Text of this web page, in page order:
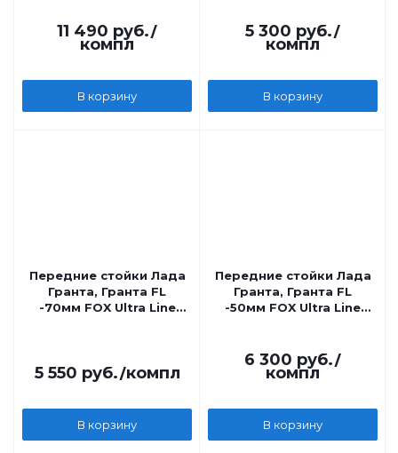
11 490 руб./
компл
В корзину
5 300 руб./
компл
В корзину
Передние стойки Лада
Гранта, Гранта FL
-70мм FOX Ultra Line
5 550 руб./компл
В корзину
Передние стойки Лада
Гранта, Гранта FL
-50мм FOX Ultra Line
6 300 руб./
компл
В корзину